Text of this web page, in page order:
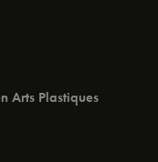
Arts Plastiques